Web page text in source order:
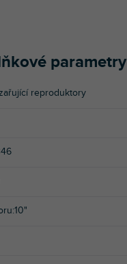
parametry
reproduktory
:10"